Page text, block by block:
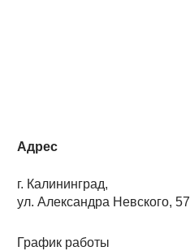
Адрес
г. Калининград,
ул. Александра Невского, 57
График работы